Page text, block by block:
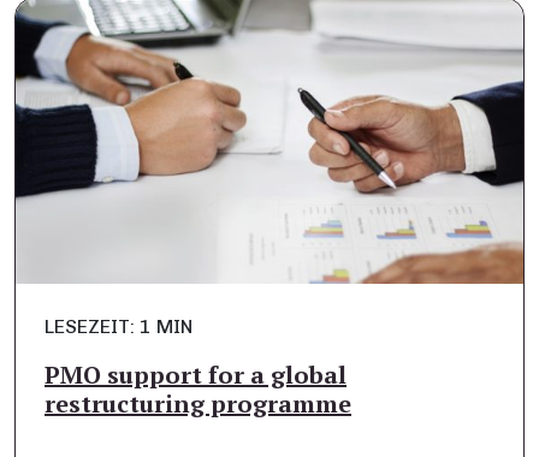
LESEZEIT: 1 MIN
PMO support for a global
restructuring programme